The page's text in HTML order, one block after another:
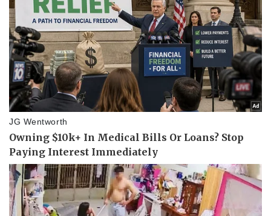
Kinh tế
Khởi nghiệp
Thị trường
Tiêu dùng
Tỷ giá
Chứng khoán
Giá cà phê